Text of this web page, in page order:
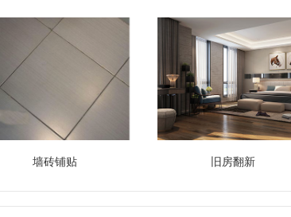
墙砖铺贴 旧房翻新